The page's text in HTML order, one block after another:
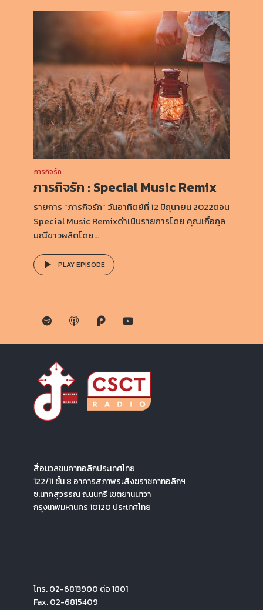
ภารกิจรัก
ภารกิจรัก : Special Music Remix
รายการ “ภารกิจรัก” วันอาทิตย์ที่ 12 มิถุนายน 2022ตอน
Special Music Remixดำเนินรายการโดย คุณเกื้อกูล
มณีขาวผลิตโดย...
PLAY EPISODE
สื่อมวลชนคาทอลิกประเทศไทย
122/11 ชั้น 8 อาคารสภาพระสังฆราชคาทอลิกฯ
ซ.นาคสุวรรณ ถ.นนทรี เขตยานนาวา
กรุงเทพมหานคร 10120 ประเทศไทย
โทร. 02-6813900 ต่อ 1801
Fax. 02-6815409